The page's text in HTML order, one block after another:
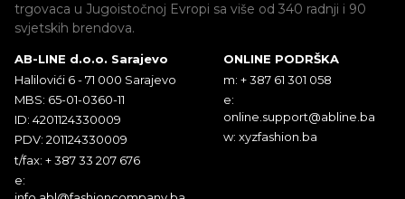
trgovaca u Jugoistočnoj Evropi sa više od 340 radnji i 90
svjetskih brendova.
AB-LINE d.o.o. Sarajevo
Halilovići 6 - 71 000 Sarajevo
MBS: 65-01-0360-11
ID: 4201124330009
PDV: 201124330009
t/fax: + 387 33 207 676
e:
ONLINE PODRŠKA
m: + 387 61 301 058
e:
online.support@abline.ba
w: xyzfashion.ba